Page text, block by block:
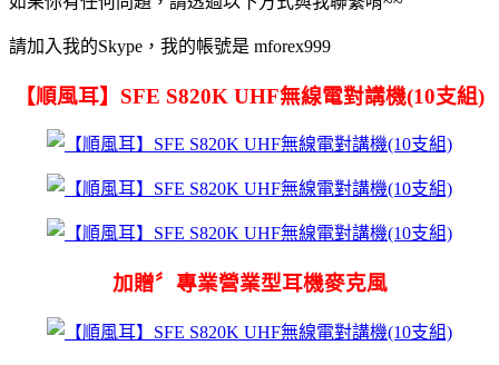
請加入我的Skype，我的帳號是 mforex999
【順風耳】SFE S820K UHF無線電對講機(10支組)
加贈〞專業營業型耳機麥克風